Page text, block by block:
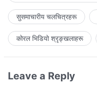
सुसमाचारीय चलचित्रहरू
कोरल भिडियो श्रृङ्खलाहरू
Leave a Reply